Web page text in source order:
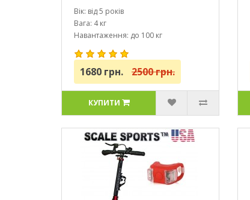
Вік: від 5 років
Вага: 4 кг
Навантаження: до 100 кг
1680 грн. 2500 грн.
КУПИТИ